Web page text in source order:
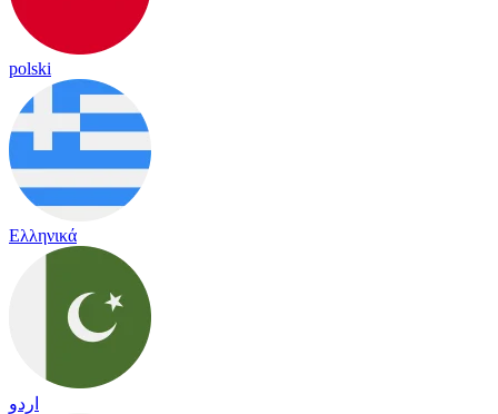
polski
Ελληνικά
اردو